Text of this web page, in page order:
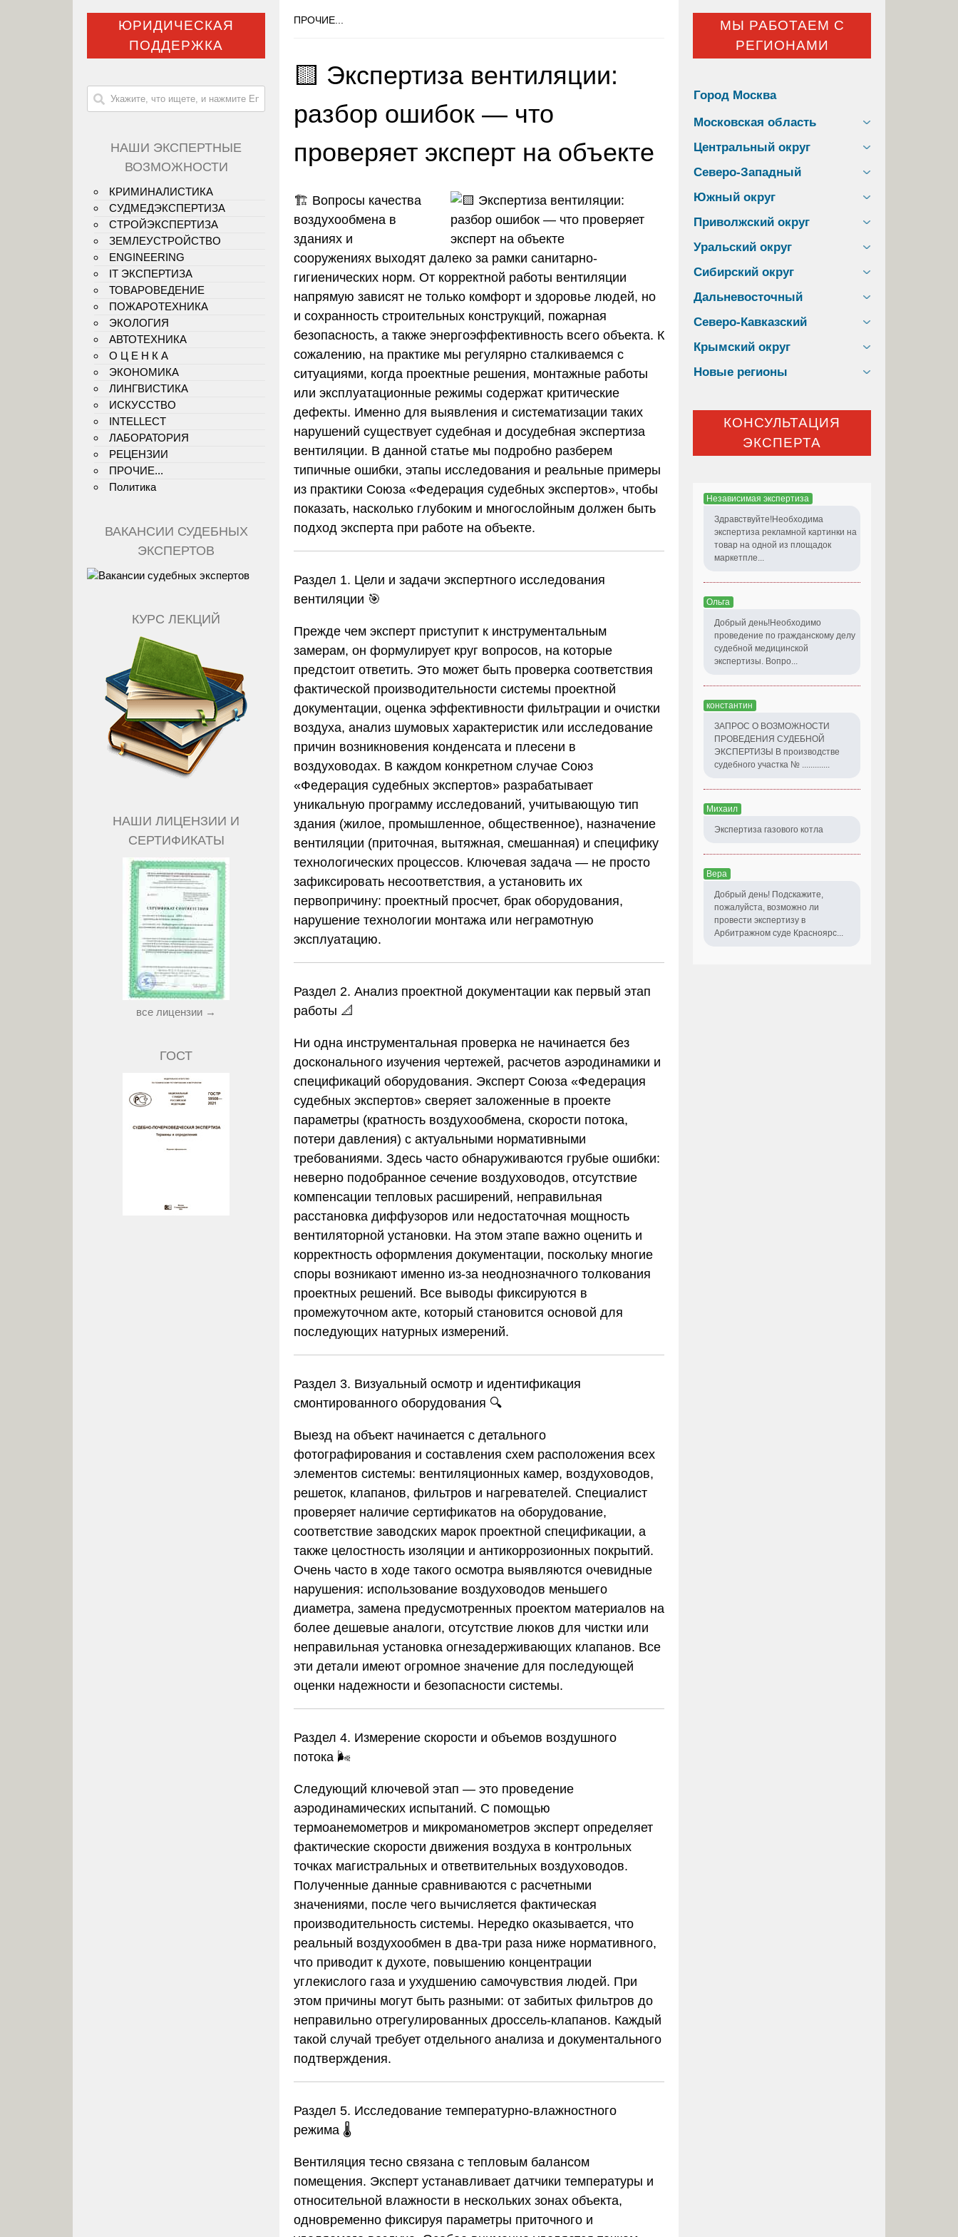
ПРОЧИЕ...
🟨 Экспертиза вентиляции:
разбор ошибок — что
проверяет эксперт на объекте
🏗️ Вопросы качества
воздухообмена в
зданиях и
сооружениях выходят далеко за рамки санитарно-
гигиенических норм. От корректной работы вентиляции
напрямую зависят не только комфорт и здоровье людей, но
и сохранность строительных конструкций, пожарная
безопасность, а также энергоэффективность всего объекта. К
сожалению, на практике мы регулярно сталкиваемся с
ситуациями, когда проектные решения, монтажные работы
или эксплуатационные режимы содержат критические
дефекты. Именно для выявления и систематизации таких
нарушений существует судебная и досудебная экспертиза
вентиляции. В данной статье мы подробно разберем
типичные ошибки, этапы исследования и реальные примеры
из практики Союза «Федерация судебных экспертов», чтобы
показать, насколько глубоким и многослойным должен быть
подход эксперта при работе на объекте.
Раздел 1. Цели и задачи экспертного исследования
вентиляции 🎯
Прежде чем эксперт приступит к инструментальным
замерам, он формулирует круг вопросов, на которые
предстоит ответить. Это может быть проверка соответствия
фактической производительности системы проектной
документации, оценка эффективности фильтрации и очистки
воздуха, анализ шумовых характеристик или исследование
причин возникновения конденсата и плесени в
воздуховодах. В каждом конкретном случае Союз
«Федерация судебных экспертов» разрабатывает
уникальную программу исследований, учитывающую тип
здания (жилое, промышленное, общественное), назначение
вентиляции (приточная, вытяжная, смешанная) и специфику
технологических процессов. Ключевая задача — не просто
зафиксировать несоответствия, а установить их
первопричину: проектный просчет, брак оборудования,
нарушение технологии монтажа или неграмотную
эксплуатацию.
Раздел 2. Анализ проектной документации как первый этап
работы 📐
Ни одна инструментальная проверка не начинается без
досконального изучения чертежей, расчетов аэродинамики и
спецификаций оборудования. Эксперт Союза «Федерация
судебных экспертов» сверяет заложенные в проекте
параметры (кратность воздухообмена, скорости потока,
потери давления) с актуальными нормативными
требованиями. Здесь часто обнаруживаются грубые ошибки:
неверно подобранное сечение воздуховодов, отсутствие
компенсации тепловых расширений, неправильная
расстановка диффузоров или недостаточная мощность
вентиляторной установки. На этом этапе важно оценить и
корректность оформления документации, поскольку многие
споры возникают именно из-за неоднозначного толкования
проектных решений. Все выводы фиксируются в
промежуточном акте, который становится основой для
последующих натурных измерений.
Раздел 3. Визуальный осмотр и идентификация
смонтированного оборудования 🔍
Выезд на объект начинается с детального
фотографирования и составления схем расположения всех
элементов системы: вентиляционных камер, воздуховодов,
решеток, клапанов, фильтров и нагревателей. Специалист
проверяет наличие сертификатов на оборудование,
соответствие заводских марок проектной спецификации, а
также целостность изоляции и антикоррозионных покрытий.
Очень часто в ходе такого осмотра выявляются очевидные
нарушения: использование воздуховодов меньшего
диаметра, замена предусмотренных проектом материалов на
более дешевые аналоги, отсутствие люков для чистки или
неправильная установка огнезадерживающих клапанов. Все
эти детали имеют огромное значение для последующей
оценки надежности и безопасности системы.
Раздел 4. Измерение скорости и объемов воздушного
потока 🌬️
Следующий ключевой этап — это проведение
аэродинамических испытаний. С помощью
термоанемометров и микроманометров эксперт определяет
фактические скорости движения воздуха в контрольных
точках магистральных и ответвительных воздуховодов.
Полученные данные сравниваются с расчетными
значениями, после чего вычисляется фактическая
производительность системы. Нередко оказывается, что
реальный воздухообмен в два-три раза ниже нормативного,
что приводит к духоте, повышению концентрации
углекислого газа и ухудшению самочувствия людей. При
этом причины могут быть разными: от забитых фильтров до
неправильно отрегулированных дроссель-клапанов. Каждый
такой случай требует отдельного анализа и документального
подтверждения.
Раздел 5. Исследование температурно-влажностного
режима 🌡️
Вентиляция тесно связана с тепловым балансом
помещения. Эксперт устанавливает датчики температуры и
относительной влажности в нескольких зонах объекта,
одновременно фиксируя параметры приточного и
ЮРИДИЧЕСКАЯ
ПОДДЕРЖКА
НАШИ ЭКСПЕРТНЫЕ
ВОЗМОЖНОСТИ
КРИМИНАЛИСТИКА
СУДМЕДЭКСПЕРТИЗА
СТРОЙЭКСПЕРТИЗА
ЗЕМЛЕУСТРОЙСТВО
ENGINEERING
IT ЭКСПЕРТИЗА
ТОВАРОВЕДЕНИЕ
ПОЖАРОТЕХНИКА
ЭКОЛОГИЯ
АВТОТЕХНИКА
О Ц Е Н К А
ЭКОНОМИКА
ЛИНГВИСТИКА
ИСКУССТВО
INTELLECT
ЛАБОРАТОРИЯ
РЕЦЕНЗИИ
ПРОЧИЕ...
Политика
ВАКАНСИИ СУДЕБНЫХ
ЭКСПЕРТОВ
КУРС ЛЕКЦИЙ
НАШИ ЛИЦЕНЗИИ И
СЕРТИФИКАТЫ
все лицензии →
ГОСТ
МЫ РАБОТАЕМ С
РЕГИОНАМИ
Город Москва
Московская область
Центральный округ
Северо-Западный
Южный округ
Приволжский округ
Уральский округ
Сибирский округ
Дальневосточный
Северо-Кавказский
Крымский округ
Новые регионы
КОНСУЛЬТАЦИЯ
ЭКСПЕРТА
Независимая экспертиза
Здравствуйте!Необходима
экспертиза рекламной картинки на
товар на одной из площадок
маркетпле...
Ольга
Добрый день!Необходимо
проведение по гражданскому делу
судебной медицинской
экспертизы. Вопро...
константин
ЗАПРОС О ВОЗМОЖНОСТИ
ПРОВЕДЕНИЯ СУДЕБНОЙ
ЭКСПЕРТИЗЫ В производстве
судебного участка № .............
Михаил
Экспертиза газового котла
Вера
Добрый день! Подскажите,
пожалуйста, возможно ли
провести экспертизу в
Арбитражном суде Красноярс...